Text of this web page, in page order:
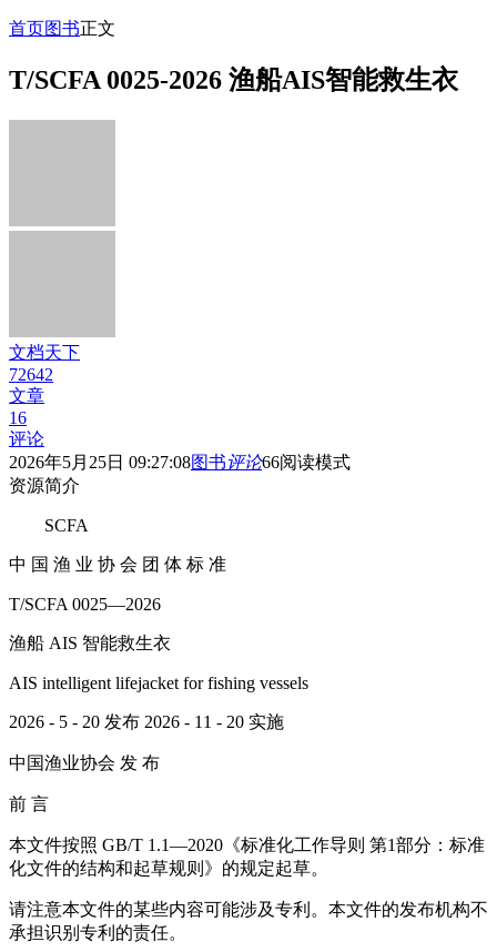
首页图书正文
T/SCFA 0025-2026 渔船AIS智能救生衣
文档天下
72642
文章
16
评论
2026年5月25日 09:27:08图书评论66阅读模式
资源简介
SCFA
中 国 渔 业 协 会 团 体 标 准
T/SCFA 0025—2026
渔船 AIS 智能救生衣
AIS intelligent lifejacket for fishing vessels
2026 - 5 - 20 发布 2026 - 11 - 20 实施
中国渔业协会 发 布
前 言
本文件按照 GB/T 1.1—2020《标准化工作导则 第1部分：标准
化文件的结构和起草规则》的规定起草。
请注意本文件的某些内容可能涉及专利。本文件的发布机构不
承担识别专利的责任。